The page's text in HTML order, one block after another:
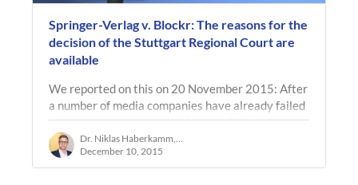
Springer-Verlag v. Blockr: The reasons for the
decision of the Stuttgart Regional Court are
available
We reported on this on 20 November 2015: After
a number of media companies have already failed
with lawsuits against the ‘Adblock Plus’ software,
Springer-Verlag has…
Dr. Niklas Haberkamm, LL.M. oec.
December 10, 2015